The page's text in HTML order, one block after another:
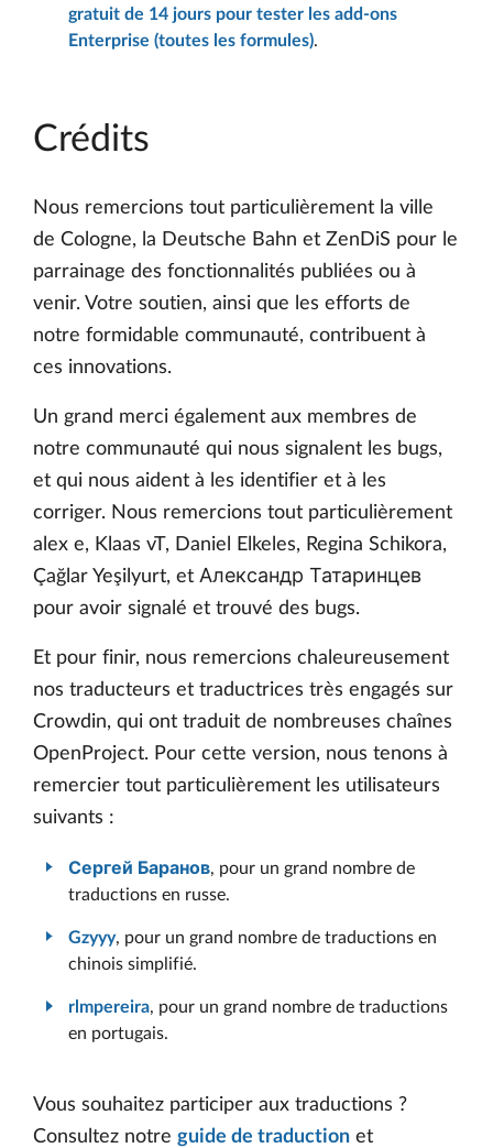
gratuit de 14 jours pour tester les add-ons
Enterprise (toutes les formules).
Crédits
Nous remercions tout particulièrement la ville
de Cologne, la Deutsche Bahn et ZenDiS pour le
parrainage des fonctionnalités publiées ou à
venir. Votre soutien, ainsi que les efforts de
notre formidable communauté, contribuent à
ces innovations.
Un grand merci également aux membres de
notre communauté qui nous signalent les bugs,
et qui nous aident à les identifier et à les
corriger. Nous remercions tout particulièrement
alex e, Klaas vT, Daniel Elkeles, Regina Schikora,
Çağlar Yeşilyurt, et Александр Татаринцев
pour avoir signalé et trouvé des bugs.
Et pour finir, nous remercions chaleureusement
nos traducteurs et traductrices très engagés sur
Crowdin, qui ont traduit de nombreuses chaînes
OpenProject. Pour cette version, nous tenons à
remercier tout particulièrement les utilisateurs
suivants :
Сергей Баранов, pour un grand nombre de
traductions en russe.
Gzyyy, pour un grand nombre de traductions en
chinois simplifié.
rlmpereira, pour un grand nombre de traductions
en portugais.
Vous souhaitez participer aux traductions ?
Consultez notre guide de traduction et